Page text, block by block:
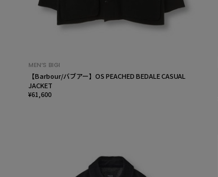
MEN’S BIGI
【Barbour/バブアー】OS PEACHED BEDALE CASUAL
JACKET
¥61,600